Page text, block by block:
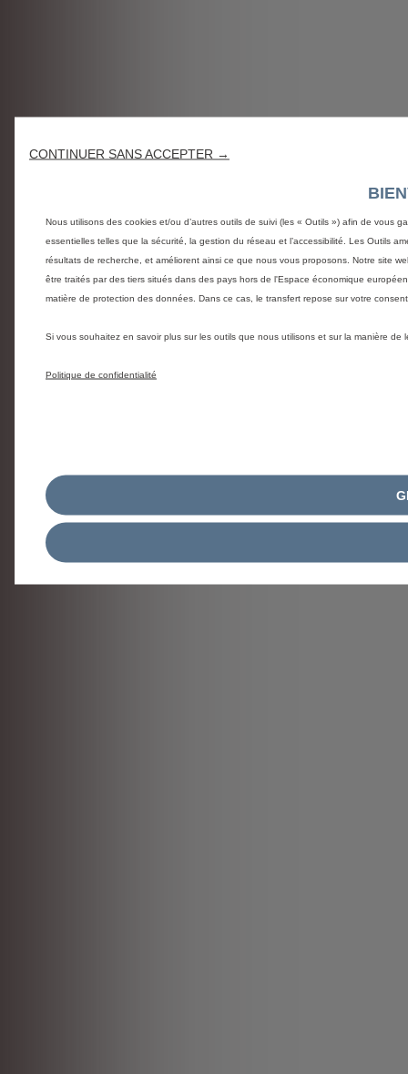
CONTINUER SANS ACCEPTER →
Nous utilisons des cookies et/ou d’autres outils de suivi (les « Outils ») afin de vous
essentielles telles que la sécurité, la gestion du réseau et l’accessibilité. Les Outils
résultats de recherche, et améliorent ainsi ce que nous vous proposons. Notre site
être traités par des tiers situés dans des pays hors de l'Espace économique
matière de protection des données. Dans ce cas, le transfert repose sur votre
Si vous souhaitez en savoir plus sur les outils que nous utilisons et sur la manière
Politique de confidentialité